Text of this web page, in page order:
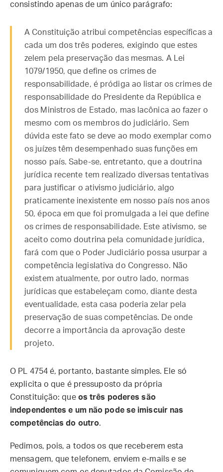
consistindo apenas de um único parágrafo:
A Constituição atribui competências específicas a
cada um dos três poderes, exigindo que estes
zelem pela preservação das mesmas. A Lei
1079/1950, que define os crimes de
responsabilidade, é pródiga ao listar os crimes de
responsabilidade do Presidente da República e
dos Ministros de Estado, mas lacônica ao fazer o
mesmo com os membros do judiciário. Sem
dúvida este fato se deve ao modo exemplar como
os juízes têm desempenhado suas funções em
nosso país. Sabe-se, entretanto, que a doutrina
jurídica recente tem realizado diversas tentativas
para justificar o ativismo judiciário, algo
praticamente inexistente em nosso país nos anos
50, época em que foi promulgada a lei que define
os crimes de responsabilidade. Este ativismo, se
aceito como doutrina pela comunidade jurídica,
fará com que o Poder Judiciário possa usurpar a
competência legislativa do Congresso. Não
existem atualmente, por outro lado, normas
jurídicas que estabeleçam como, diante desta
eventualidade, esta casa poderia zelar pela
preservação de suas competências. De onde
decorre a importância da aprovação deste
projeto.
O PL 4754 é, portanto, bastante simples. Ele só
explicita o que é pressuposto da própria
Constituição: que os três poderes são
independentes e um não pode se imiscuir nas
competências do outro.
Pedimos, pois, a todos os que receberem esta
mensagem, que telefonem, enviem e-mails e se